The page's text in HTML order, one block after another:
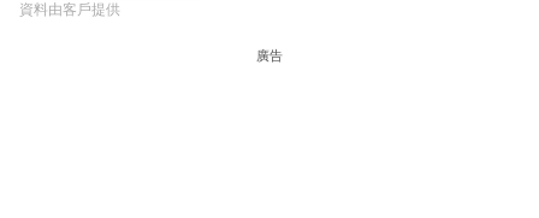
資料由客戶提供
廣告